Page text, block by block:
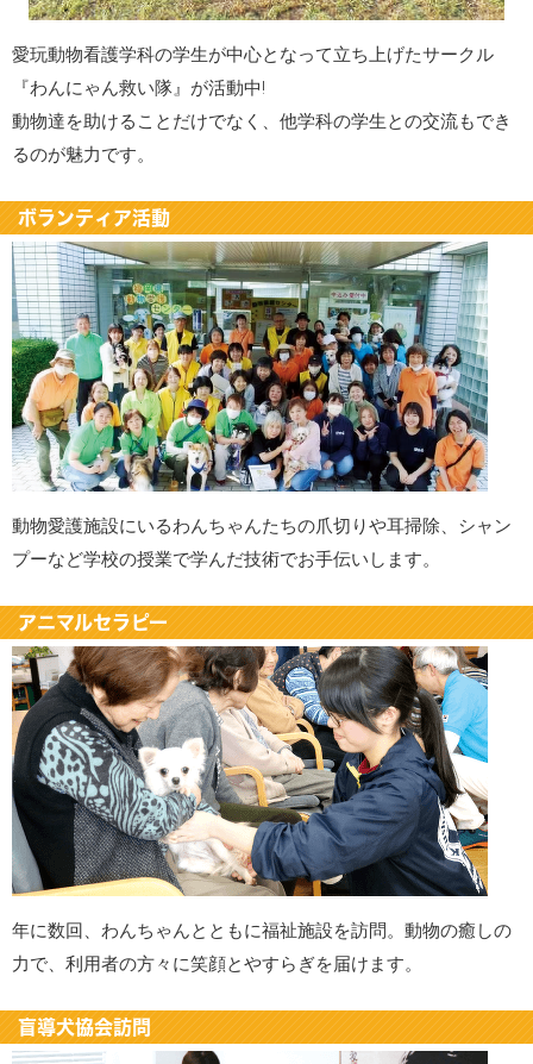
愛玩動物看護学科の学生が中心となって立ち上げたサークル
『わんにゃん救い隊』が活動中!
動物達を助けることだけでなく、他学科の学生との交流もでき
るのが魅力です。
ボランティア活動
動物愛護施設にいるわんちゃんたちの爪切りや耳掃除、シャン
プーなど学校の授業で学んだ技術でお手伝いします。
アニマルセラピー
年に数回、わんちゃんとともに福祉施設を訪問。動物の癒しの
力で、利用者の方々に笑顔とやすらぎを届けます。
盲導犬協会訪問